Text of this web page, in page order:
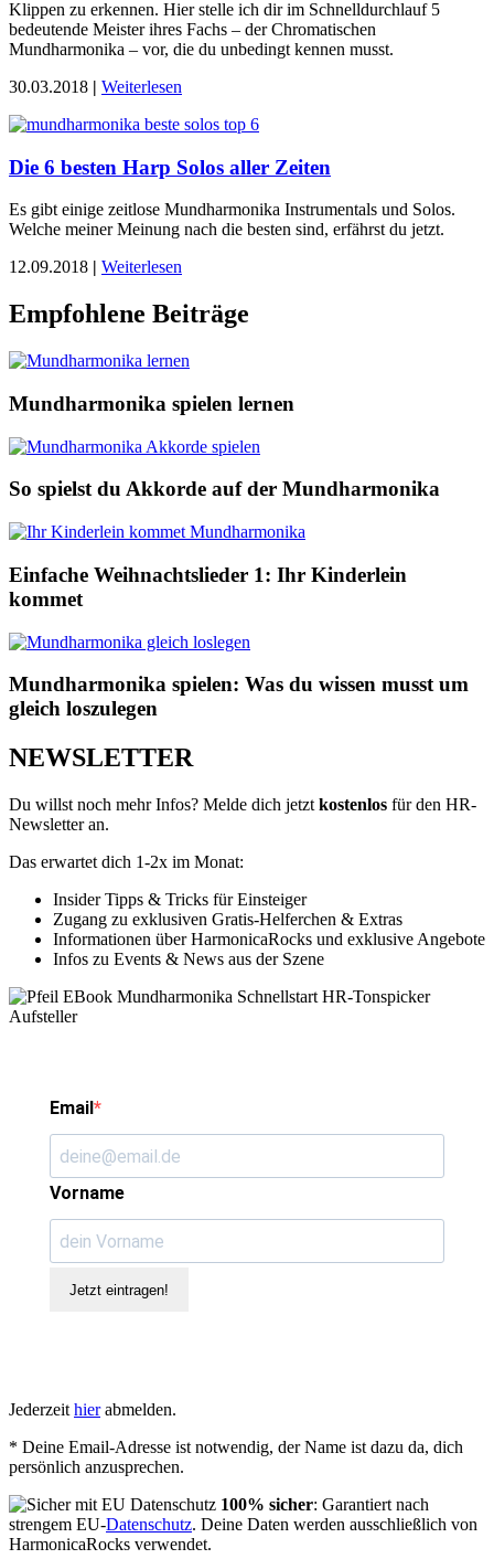
Klippen zu erkennen. Hier stelle ich dir im Schnelldurchlauf 5
bedeutende Meister ihres Fachs – der Chromatischen
Mundharmonika – vor, die du unbedingt kennen musst.
30.03.2018 | Weiterlesen
Die 6 besten Harp Solos aller Zeiten
Es gibt einige zeitlose Mundharmonika Instrumentals und Solos.
Welche meiner Meinung nach die besten sind, erfährst du jetzt.
12.09.2018 | Weiterlesen
Empfohlene Beiträge
Mundharmonika spielen lernen
So spielst du Akkorde auf der Mundharmonika
Einfache Weihnachtslieder 1: Ihr Kinderlein
kommet
Mundharmonika spielen: Was du wissen musst um
gleich loszulegen
NEWSLETTER
Du willst noch mehr Infos? Melde dich jetzt kostenlos für den HR-
Newsletter an.
Das erwartet dich 1-2x im Monat:
Insider Tipps & Tricks für Einsteiger
Zugang zu exklusiven Gratis-Helferchen & Extras
Informationen über HarmonicaRocks und exklusive Angebote
Infos zu Events & News aus der Szene
Email
Vorname
Jetzt eintragen!
Jederzeit hierabmelden.
* Deine Email-Adresse ist notwendig, der Name ist dazu da, dich
persönlich anzusprechen.
100% sicher: Garantiert nach
strengem EU-Datenschutz. Deine Daten werden ausschließlich von
HarmonicaRocks verwendet.